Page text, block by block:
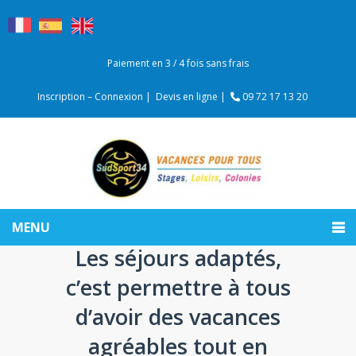
Paiement en 3 / 4 fois sans frais
Inscription – Connexion | Devis en ligne | 09 72 17 13 20
MENU
Les séjours adaptés,
c’est permettre à tous
d’avoir des vacances
agréables tout en